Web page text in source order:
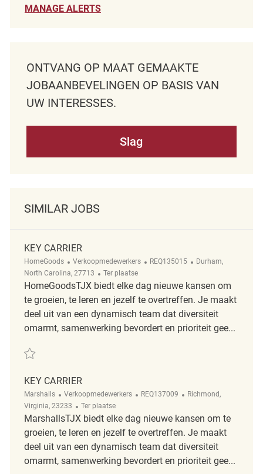
MANAGE ALERTS
ONTVANG OP MAAT GEMAAKTE
JOBAANBEVELINGEN OP BASIS VAN
UW INTERESSES.
Slag
SIMILAR JOBS
KEY CARRIER
HomeGoods Categorie
Verkoopmedewerkers ReqId
REQ135015 Plaats
Durham,
North Carolina, 27713
Afgelegen
Ter plaatse
HomeGoodsTJX biedt elke dag nieuwe kansen om
te groeien, te leren en jezelf te overtreffen. Je maakt
deel uit van een dynamisch team dat diversiteit
omarmt, samenwerking bevordert en prioriteit gee...
Redden Key Carrier REQ135015
KEY CARRIER
Marshalls Categorie
Verkoopmedewerkers ReqId
REQ137009 Plaats
Richmond,
Virginia, 23233
Afgelegen
Ter plaatse
MarshallsTJX biedt elke dag nieuwe kansen om te
groeien, te leren en jezelf te overtreffen. Je maakt
deel uit van een dynamisch team dat diversiteit
omarmt, samenwerking bevordert en prioriteit gee...